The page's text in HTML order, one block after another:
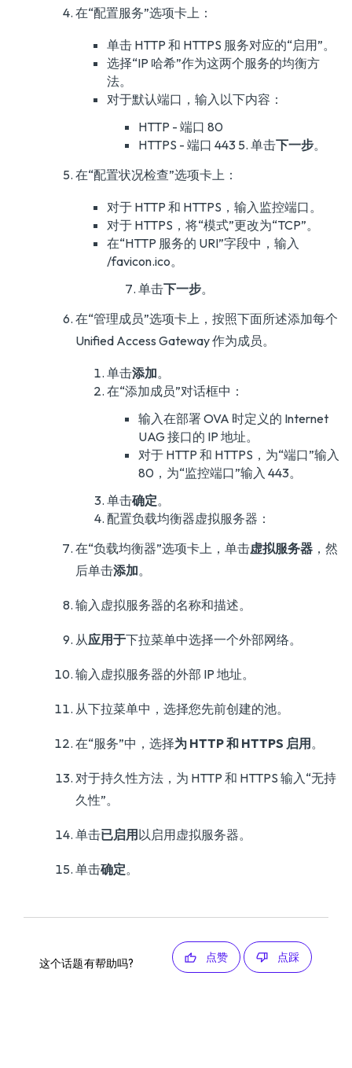
在“配置服务”选项卡上：
单击 HTTP 和 HTTPS 服务对应的“启用”。
选择“IP 哈希”作为这两个服务的均衡方
法。
对于默认端口，输入以下内容：
HTTP - 端口 80
HTTPS - 端口 443 5. 单击下一步。
在“配置状况检查”选项卡上：
对于 HTTP 和 HTTPS，输入监控端口。
对于 HTTPS，将“模式”更改为“TCP”。
在“HTTP 服务的 URI”字段中，输入
/favicon.ico。
单击下一步。
在“管理成员”选项卡上，按照下面所述添加每个
Unified Access Gateway 作为成员。
单击添加。
在“添加成员”对话框中：
输入在部署 OVA 时定义的 Internet
UAG 接口的 IP 地址。
对于 HTTP 和 HTTPS，为“端口”输入
80，为“监控端口”输入 443。
单击确定。
配置负载均衡器虚拟服务器：
在“负载均衡器”选项卡上，单击虚拟服务器 ，然
后单击添加。
输入虚拟服务器的名称和描述。
从应用于下拉菜单中选择一个外部网络。
输入虚拟服务器的外部 IP 地址。
从下拉菜单中，选择您先前创建的池。
在“服务”中，选择为 HTTP 和 HTTPS 启用 。
对于持久性方法，为 HTTP 和 HTTPS 输入“无持
久性”。
单击已启用 以启用虚拟服务器。
单击确定。
这个话题有帮助吗? 点赞 点踩